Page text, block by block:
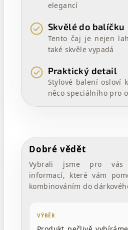
elegancí
Skvělé do balíčku
Tento čaj je nejen
také skvěle vypadá
Praktický detail
Stylové balení osloví
něco speciálního pro
Dobré vědět
Vybrali jsme pro vás
informací, které vám
kombinováním do
VÝBĚR